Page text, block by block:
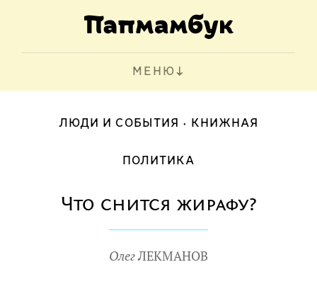
МЕНЮ
ЛЮДИ И СОБЫТИЯ КНИЖНАЯ
ПОЛИТИКА
Что снится жирафу?
ОлегЛЕКМАНОВ